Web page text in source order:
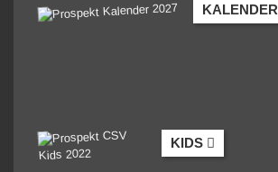
KALENDER
KIDS